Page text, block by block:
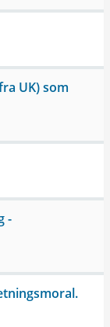
UK) som
-